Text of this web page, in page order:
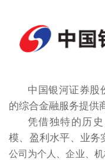
中国银河证券股
的综合金融服务提供
凭借独特的历
模、盈利水平、业务
公司为个人、企业、